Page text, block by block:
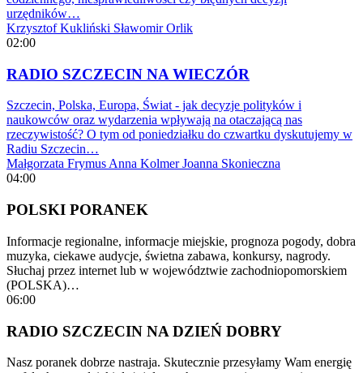
urzędników…
Krzysztof Kukliński Sławomir Orlik
02:00
RADIO SZCZECIN NA WIECZÓR
Szczecin, Polska, Europa, Świat - jak decyzje polityków i
naukowców oraz wydarzenia wpływają na otaczającą nas
rzeczywistość? O tym od poniedziałku do czwartku dyskutujemy w
Radiu Szczecin…
Małgorzata FrymusAnna Kolmer Joanna Skonieczna
04:00
POLSKI PORANEK
Informacje regionalne, informacje miejskie, prognoza pogody, dobra
muzyka, ciekawe audycje, świetna zabawa, konkursy, nagrody.
Słuchaj przez internet lub w województwie zachodniopomorskiem
(POLSKA)…
06:00
RADIO SZCZECIN NA DZIEŃ DOBRY
Nasz poranek dobrze nastraja. Skutecznie przesyłamy Wam energię